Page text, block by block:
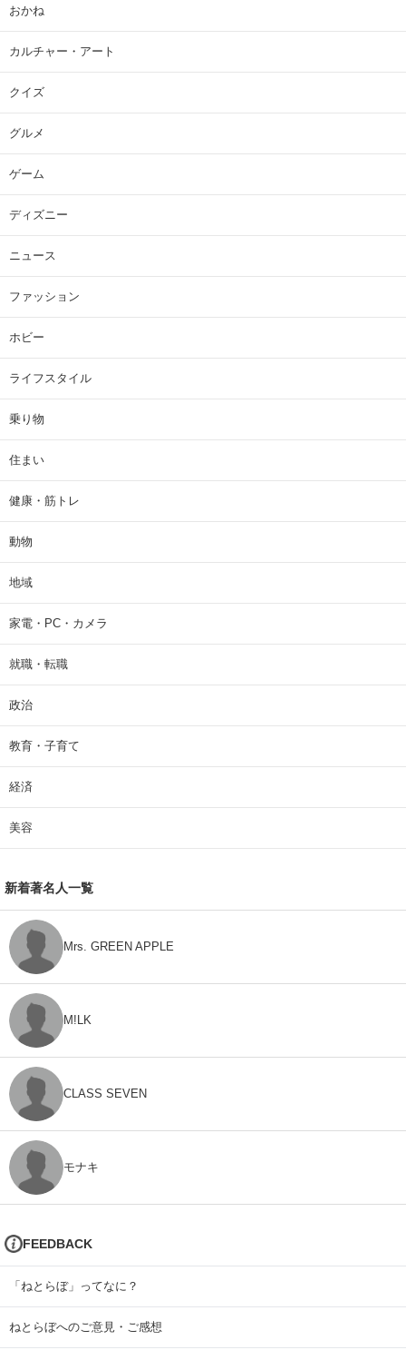
おかね
カルチャー・アート
クイズ
グルメ
ゲーム
ディズニー
ニュース
ファッション
ホビー
ライフスタイル
乗り物
住まい
健康・筋トレ
動物
地域
家電・PC・カメラ
就職・転職
政治
教育・子育て
経済
美容
新着著名人一覧
Mrs. GREEN APPLE
M!LK
CLASS SEVEN
モナキ
FEEDBACK
「ねとらぼ」ってなに？
ねとらぼへのご意見・ご感想